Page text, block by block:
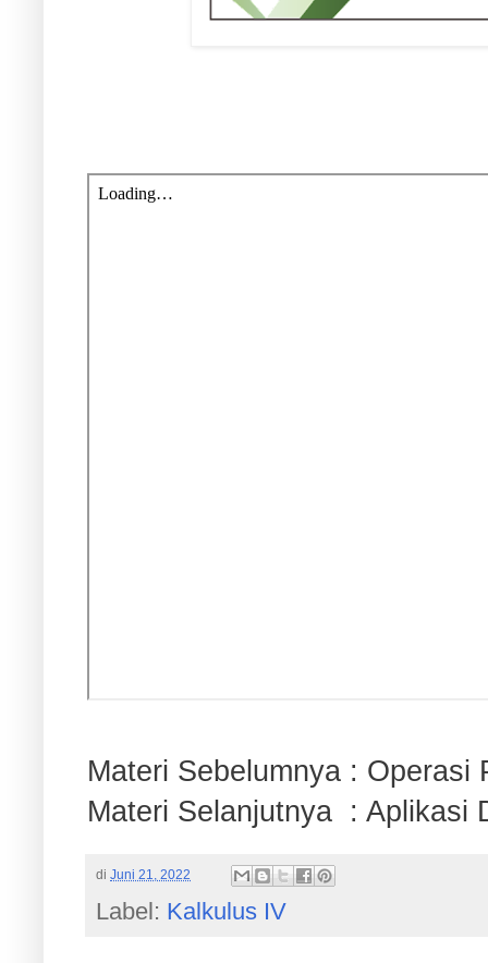
Materi Sebelumnya :
Materi Selanjutnya : Aplikasi
di Juni 21, 2022
Label: Kalkulus IV